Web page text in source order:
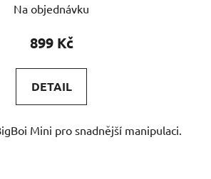
Na objednávku
899 Kč
DETAIL
Mini pro snadnější manipulaci.